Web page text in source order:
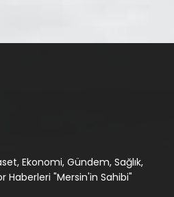
Ekonomi, Gündem, Sağlık,
Haberleri "Mersin'in Sahibi"